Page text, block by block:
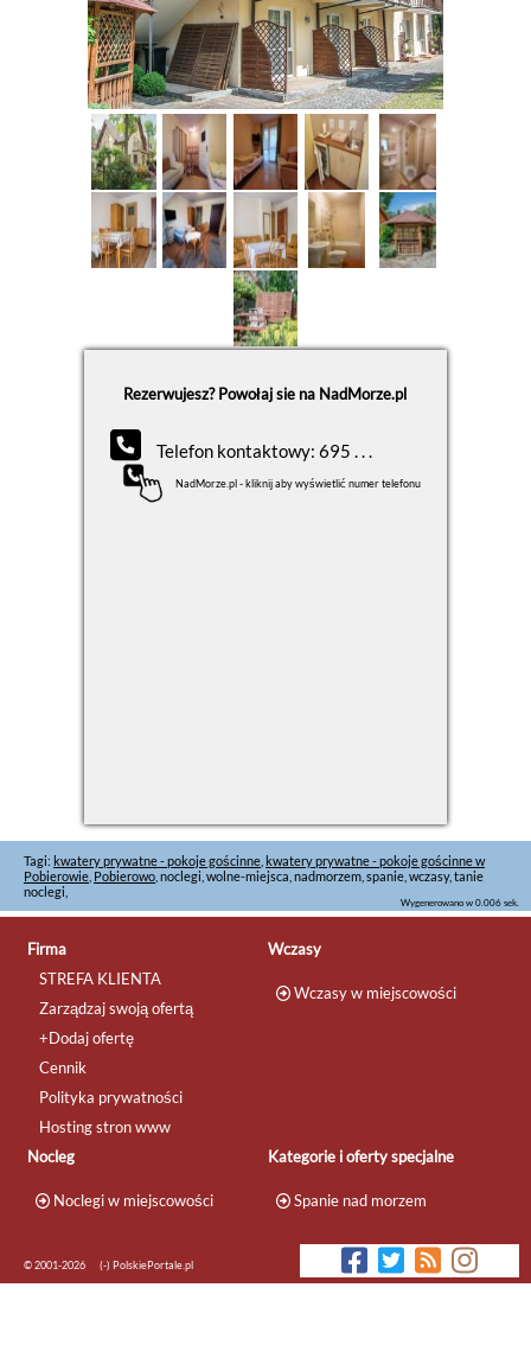
Rezerwujesz? Powołaj sie na NadMorze.pl
Telefon kontaktowy: 695 . . .
NadMorze.pl - kliknij aby wyświetlić numer telefonu
Tagi: kwatery prywatne - pokoje gościnne kwatery prywatne - pokoje gościnne w
Pobierowie Pobierowo , noclegi, wolne-miejsca, nadmorzem, spanie, wczasy, tanie
noclegi,
Wygenerowano w 0.006 sek.
Firma
STREFA KLIENTA
Zarządzaj swoją ofertą
+Dodaj ofertę
Cennik
Polityka prywatności
Hosting stron www
Wczasy
Wczasy w miejscowości
Nocleg
Noclegi w miejscowości
Kategorie i oferty specjalne
Spanie nad morzem
© 2001-2026 (-) PolskiePortale.pl